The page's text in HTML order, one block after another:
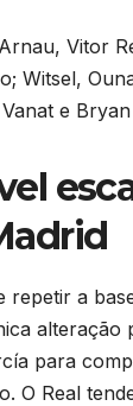
Vitor
Witsel,
e Bryan
repetir a
alteração
para
O Real